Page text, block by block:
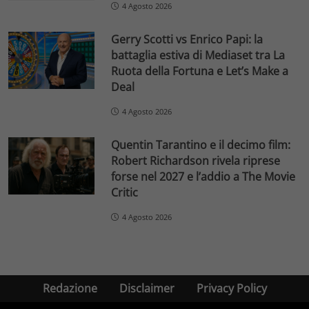
4 Agosto 2026
Gerry Scotti vs Enrico Papi: la
battaglia estiva di Mediaset tra La
Ruota della Fortuna e Let’s Make a
Deal
4 Agosto 2026
Quentin Tarantino e il decimo film:
Robert Richardson rivela riprese
forse nel 2027 e l’addio a The Movie
Critic
4 Agosto 2026
Redazione Disclaimer Privacy Policy